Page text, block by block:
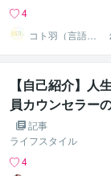
4
コト羽（言語聴
覚士）
【自己紹介】人
員カウンセラー
記事
ライフスタイル
4